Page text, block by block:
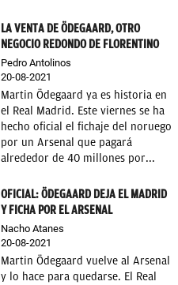
LA VENTA DE ÖDEGAARD, OTRO
NEGOCIO REDONDO DE FLORENTINO
Pedro Antolinos
20-08-2021
Martin Ödegaard ya es historia en
el Real Madrid. Este viernes se ha
hecho oficial el fichaje del noruego
por un Arsenal que pagará
alrededor de 40 millones por...
OFICIAL: ÖDEGAARD DEJA EL MADRID
Y FICHA POR EL ARSENAL
Nacho Atanes
20-08-2021
Martin Ödegaard vuelve al Arsenal
y lo hace para quedarse. El Real